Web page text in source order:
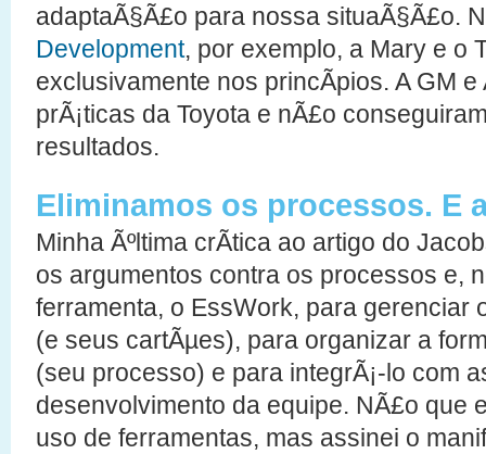
adaptaÃ§Ã£o para nossa situaÃ§Ã£o.
Development, por exemplo, a Mary e o
exclusivamente nos princÃ­pios. A GM
prÃ¡ticas da Toyota e nÃ£o
resultados.
Eliminamos os processos. E
Minha Ãºltima crÃ­tica ao artigo do
os argumentos contra os processos e,
ferramenta, o EssWork, para gerenciar
(e seus cartÃµes), para organizar a
(seu processo) e para integrÃ¡-lo com
desenvolvimento da equipe. NÃ£o que
uso de ferramentas, mas assinei o